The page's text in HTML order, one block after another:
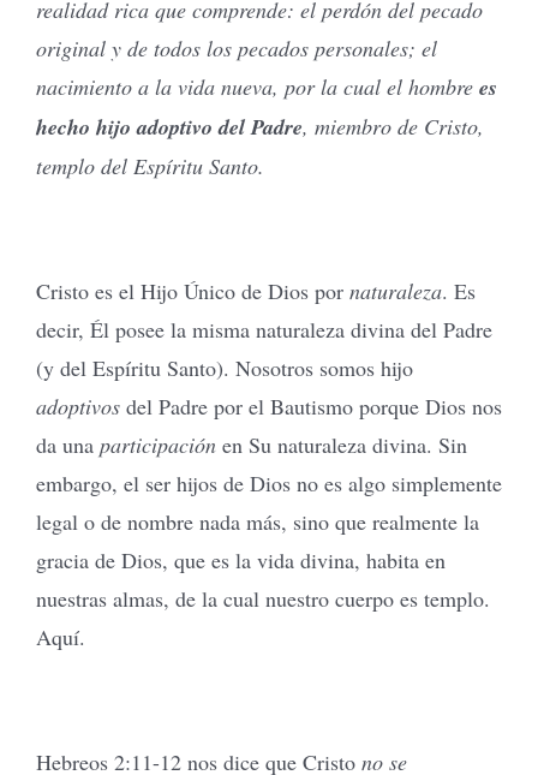
realidad rica que comprende: el perdón del pecado
original y de todos los pecados personales; el
nacimiento a la vida nueva, por la cual el hombre es
hecho hijo adoptivo del Padre, miembro de Cristo,
templo del Espíritu Santo.
Cristo es el Hijo Único de Dios por naturaleza. Es
decir, Él posee la misma naturaleza divina del Padre
(y del Espíritu Santo). Nosotros somos hijo
adoptivos del Padre por el Bautismo porque Dios nos
da una participación en Su naturaleza divina. Sin
embargo, el ser hijos de Dios no es algo simplemente
legal o de nombre nada más, sino que realmente la
gracia de Dios, que es la vida divina, habita en
nuestras almas, de la cual nuestro cuerpo es templo.
Aquí.
Hebreos 2:11-12 nos dice que Cristo no se